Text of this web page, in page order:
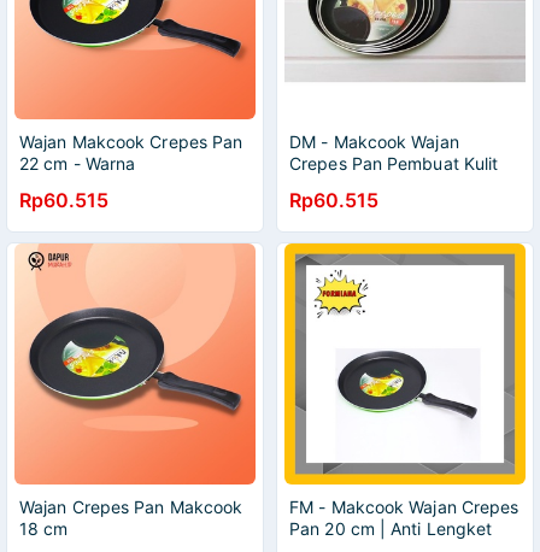
Wajan Makcook Crepes Pan
22 cm - Warna
Rp60.515
DM - Makcook Wajan
Crepes Pan Pembuat Kulit
Warna
Rp60.515
Wajan Crepes Pan Makcook
18 cm
FM - Makcook Wajan Crepes
Pan 20 cm | Anti Lengket